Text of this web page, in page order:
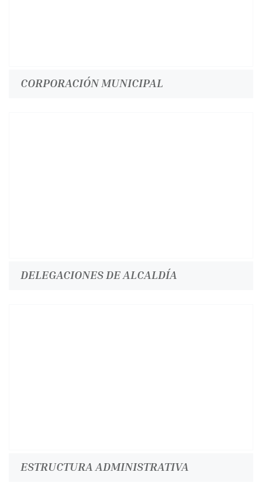
CORPORACIÓN MUNICIPAL
DELEGACIONES DE ALCALDÍA
ESTRUCTURA ADMINISTRATIVA